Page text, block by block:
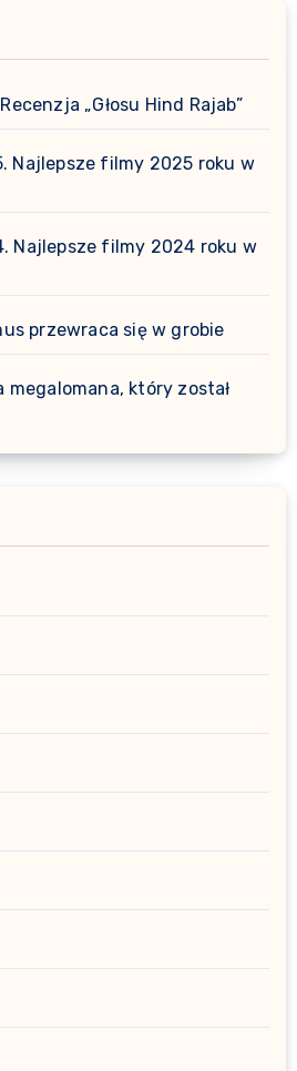
„Głosu Hind Rajab”
Najlepsze filmy 2025 roku w
Najlepsze filmy 2024 roku w
przewraca się w grobie
megalomana, który został